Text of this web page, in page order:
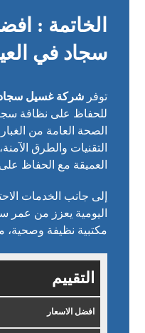
الخاتمة :
سجاد في
توفرشركة غسيل سجاد
للحفاظ على نظافة
الصحة العامة من
التقنيات والطرق
العميقة مع الحفاظ
إلى جانب الخدمات
اليومية يعزز من عمر
مكتبية نظيفة وصحية،
التقييم
افضل الاسعار